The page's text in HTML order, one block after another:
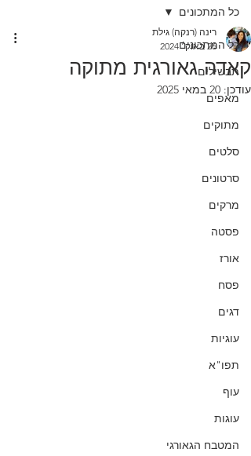
כל המתכונים
תבשילים
מאפים
מתוקים
סלטים
סרטונים
מרקים
פסטה
אורז
פסח
דגים
עוגיות
תפו"א
עוף
עוגות
המטבח הגאורגי
כל המתכונים
קאדה גאורגית מתוקה
רינה (רנקה) גילת
26 באוק׳ 2024
עודכן: 20 במאי 2025